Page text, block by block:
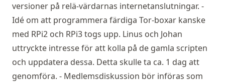
versioner på relä-värdarnas internetanslutningar. -
Idé om att programmera färdiga Tor-boxar kanske
med RPi2 och RPi3 togs upp. Linus och Johan
uttryckte intresse för att kolla på de gamla scripten
och uppdatera dessa. Detta skulle ta ca. 1 dag att
genomföra. - Medlemsdiskussion bör införas som